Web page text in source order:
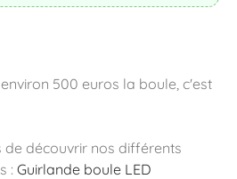
500 euros la boule, c'est
de découvrir nos différents
: Guirlande boule LED